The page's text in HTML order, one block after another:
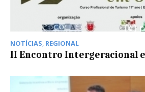
NOTÍCIAS REGIONAL
II Encontro Intergeracional